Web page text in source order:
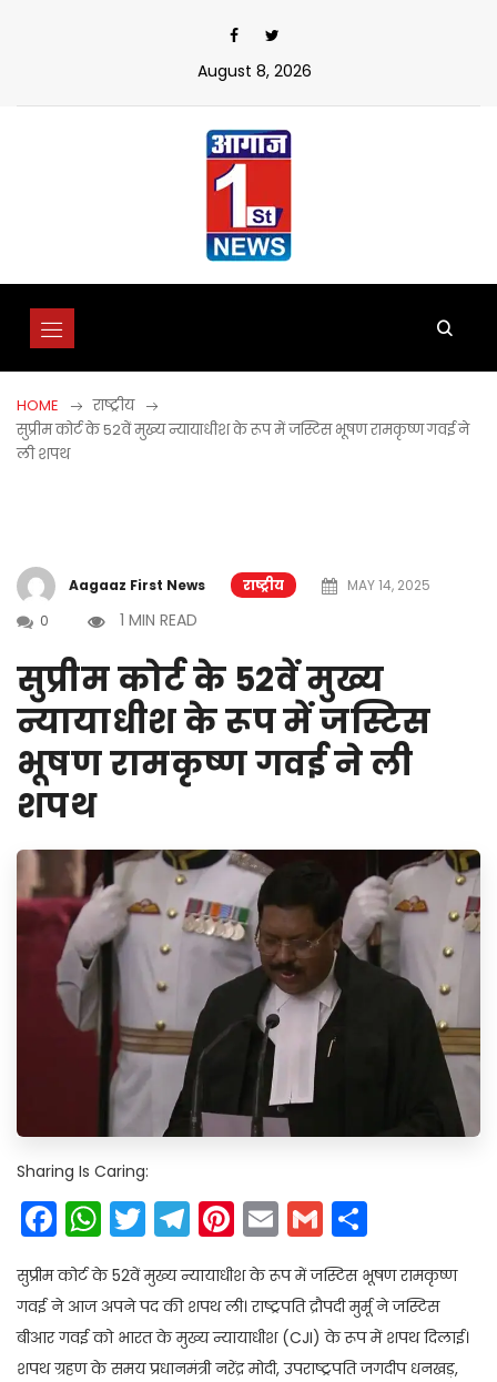
August 8, 2026
HOME
राष्ट्रीय
सुप्रीम कोर्ट के 52वें मुख्य न्यायाधीश के रूप में जस्टिस भूषण रामकृष्ण गवई ने
ली शपथ
Aagaaz First News राष्ट्रीय
MAY 14, 2025
0
1 MIN READ
सुप्रीम कोर्ट के 52वें मुख्य
न्यायाधीश के रूप में जस्टिस
भूषण रामकृष्ण गवई ने ली
शपथ
Sharing Is Caring:
Facebook
WhatsApp
Twitter
Telegram
Pinterest
EmailGmail
सुप्रीम कोर्ट के 52वें मुख्य न्यायाधीश के रूप में जस्टिस भूषण रामकृष्ण
गवई ने आज अपने पद की शपथ ली। राष्ट्रपति द्रौपदी मुर्मू ने जस्टिस
बीआर गवई को भारत के मुख्य न्यायाधीश (CJI) के रूप में शपथ दिलाई।
शपथ ग्रहण के समय प्रधानमंत्री नरेंद्र मोदी, उपराष्ट्रपति जगदीप धनखड़,